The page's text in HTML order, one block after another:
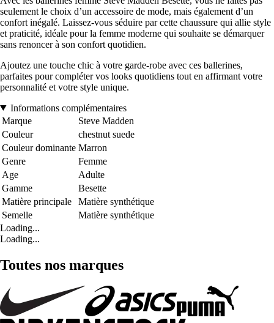
seulement le choix d’un accessoire de mode, mais également d’un
confort inégalé. Laissez-vous séduire par cette chaussure qui allie style
et praticité, idéale pour la femme moderne qui souhaite se démarquer
sans renoncer à son confort quotidien.
Ajoutez une touche chic à votre garde-robe avec ces ballerines,
parfaites pour compléter vos looks quotidiens tout en affirmant votre
personnalité et votre style unique.
Informations complémentaires
Marque
Steve Madden
Couleur
chestnut suede
Couleur dominante Marron
Genre
Femme
Age
Adulte
Gamme
Besette
Matière principale
Matière synthétique
Semelle
Matière synthétique
Loading...
Loading...
Toutes nos marques